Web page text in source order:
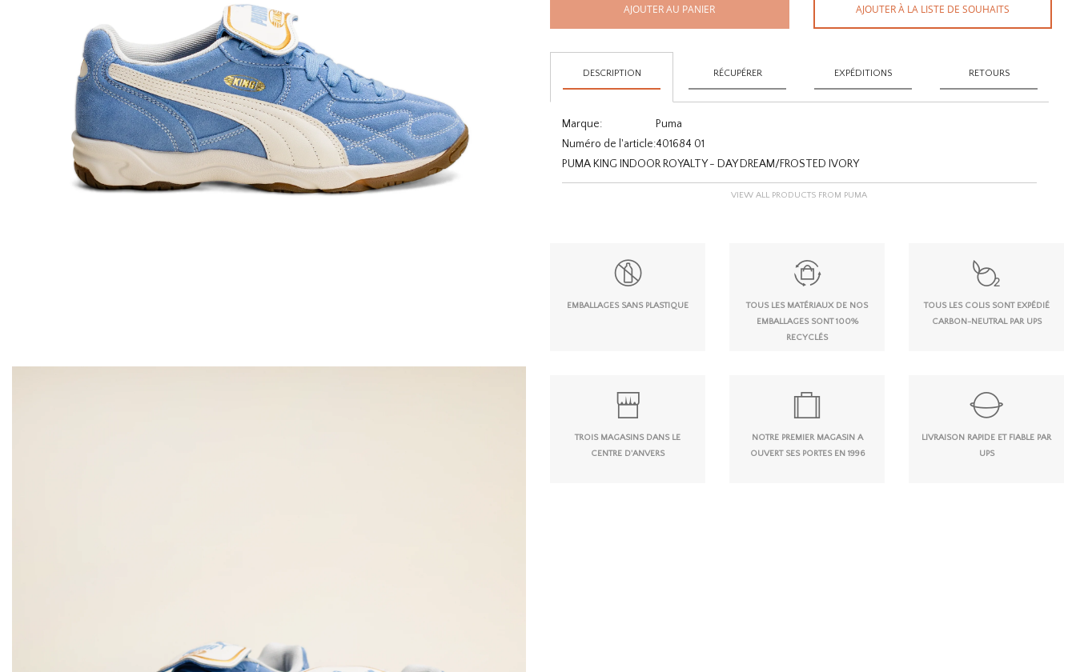
AJOUTER AU PANIER AJOUTER À LA LISTE DE SOUHAITS
DESCRIPTION RÉCUPÉRER EXPÉDITIONS RETOURS
Marque:
Puma
Numéro de l'article:401684 01
PUMA KING INDOOR ROYALTY - DAY DREAM/FROSTED IVORY
VIEW ALL PRODUCTS FROM PUMA
EMBALLAGES SANS PLASTIQUE
TOUS LES MATÉRIAUX DE NOS
EMBALLAGES SONT 100%
RECYCLÉS
TOUS LES COLIS SONT EXPÉDIÉ
CARBON-NEUTRAL PAR UPS
TROIS MAGASINS DANS LE
CENTRE D'ANVERS
NOTRE PREMIER MAGASIN A
OUVERT SES PORTES EN 1996
LIVRAISON RAPIDE ET FIABLE PAR
UPS